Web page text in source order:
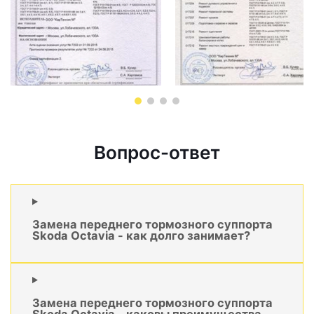
Вопрос-ответ
Замена переднего тормозного суппорта
Skoda Octavia - как долго занимает?
Замена переднего тормозного суппорта